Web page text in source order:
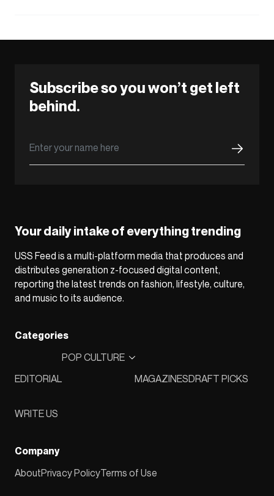
Subscribe so you won’t get left
behind.
Your daily intake of everything trending
USS Feed is a multi-platform media that produces and
distributes generation z-focused digital content,
reporting the latest trends on fashion, lifestyle, culture,
and music to its audience.
Categories
EDITORIAL
POP CULTURE
MAGAZINESDRAFT PICKS
WRITE US
Company
AboutPrivacy PolicyTerms of Use